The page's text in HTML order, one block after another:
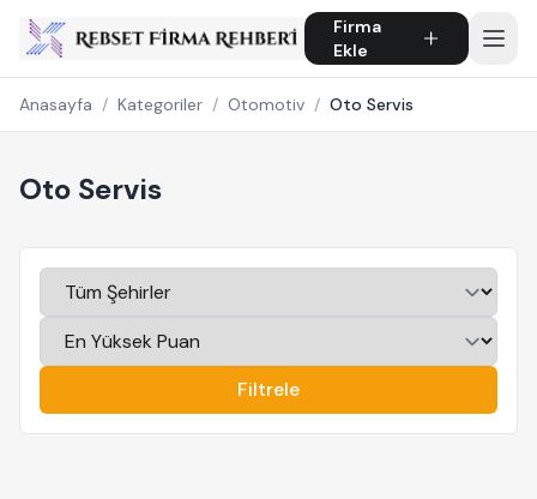
Firma
Ekle
Anasayfa / Kategoriler / Otomotiv / Oto Servis
Oto Servis
Filtrele